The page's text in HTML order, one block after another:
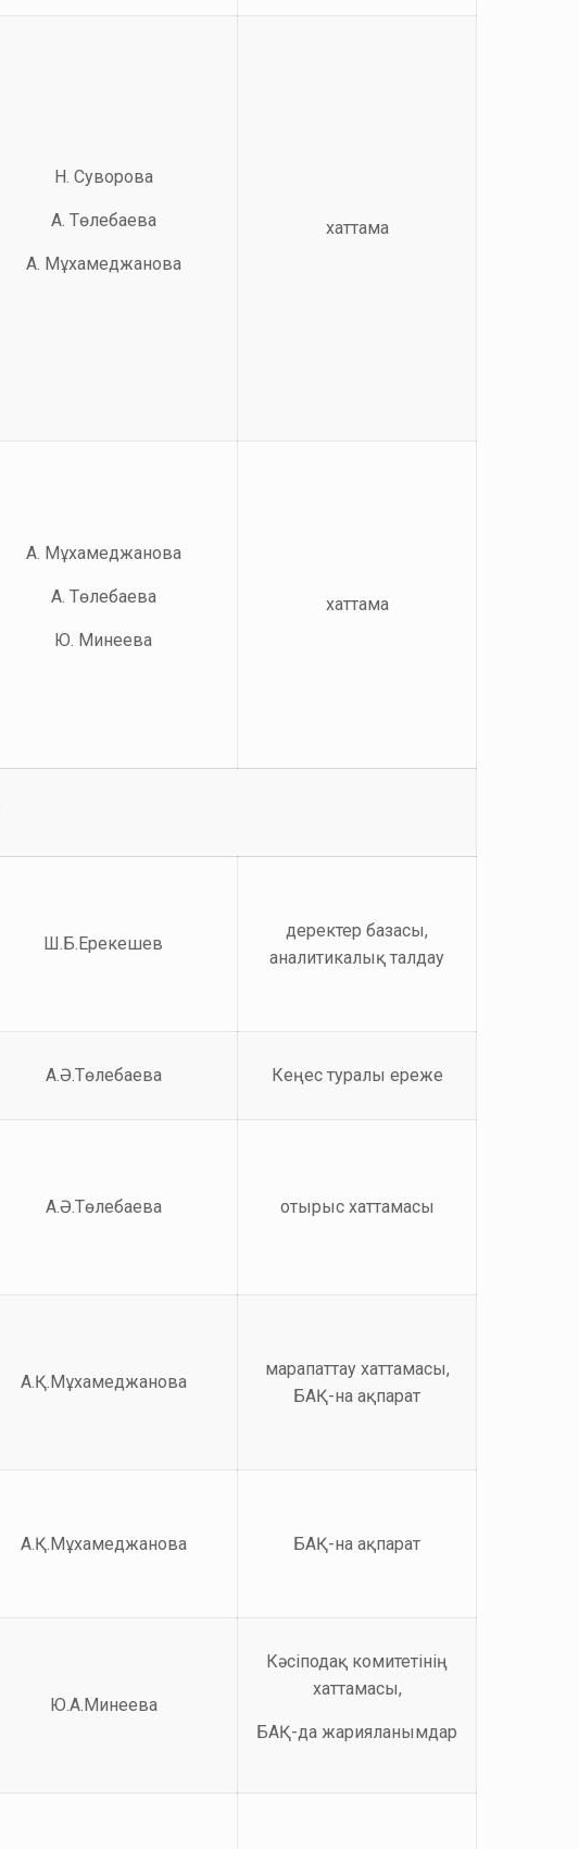
Н. Суворова
А. Төлебаева
А. Мұхамеджанова
хаттама
А. Мұхамеджанова
А. Төлебаева
Ю. Минеева
хаттама
Ш.Б.Ерекешев
деректер базасы,
аналитикалық талдау
А.Ә.Төлебаева Кеңес туралы ереже
А.Ә.Төлебаева отырыс хаттамасы
А.Қ.Мұхамеджанова
марапаттау хаттамасы,
БАҚ-на ақпарат
А.Қ.Мұхамеджанова БАҚ-на ақпарат
Ю.А.Минеева
Кәсіподақ комитетінің
хаттамасы,
БАҚ-да жарияланымдар